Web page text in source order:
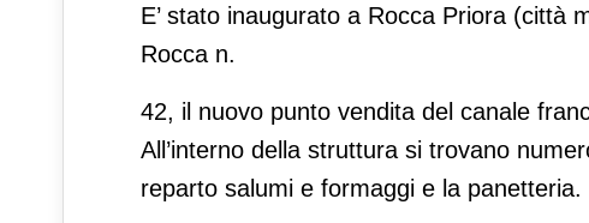
E’ stato inaugurato a Rocca Priora (città
Rocca n.
42, il nuovo punto vendita del canale
All’interno della struttura si trovano
reparto salumi e formaggi e la panetteria.